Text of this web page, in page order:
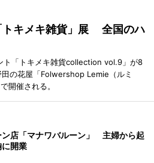
トキメキ雑貨」展 全国のハ
ト「トキメキ雑貨collection vol.9」が8
の花屋「Folwershop Lemie（ルミ
開催される。
ン店「マナワバルーン」 主婦から起
開業